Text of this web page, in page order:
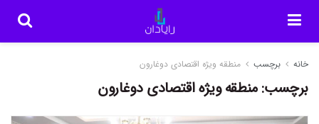
خانه برچسب منطقه ویژه اقتصادی دوغارون
برچسب:منطقه ویژه اقتصادی دوغارون